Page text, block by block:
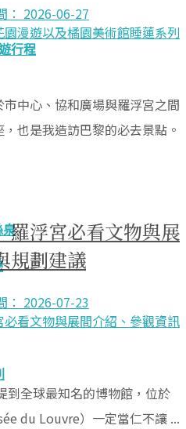
行程
： 2026-06-27
中心、協和廣場與羅浮宮之間
也是我造訪巴黎的必去景點。
羅浮宮必看文物與展
規劃建議
： 2026-07-23
到全球最知名的博物館，位於
du Louvre）一定當仁不讓 ...